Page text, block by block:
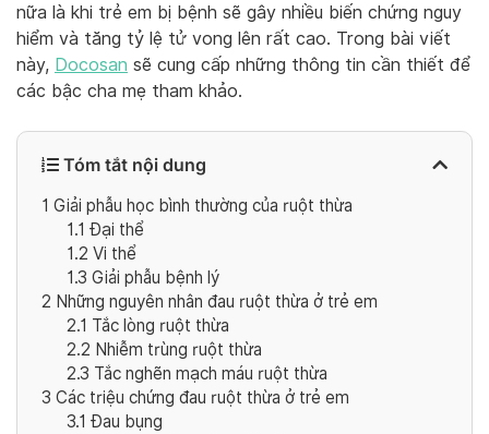
nữa là khi trẻ em bị bệnh sẽ gây nhiều biến chứng nguy
hiểm và tăng tỷ lệ tử vong lên rất cao. Trong bài viết
này, Docosan sẽ cung cấp những thông tin cần thiết để
các bậc cha mẹ tham khảo.
Tóm tắt nội dung
1 Giải phẫu học bình thường của ruột thừa
1.1 Đại thể
1.2 Vi thể
1.3 Giải phẫu bệnh lý
2 Những nguyên nhân đau ruột thừa ở trẻ em
2.1 Tắc lòng ruột thừa
2.2 Nhiễm trùng ruột thừa
2.3 Tắc nghẽn mạch máu ruột thừa
3 Các triệu chứng đau ruột thừa ở trẻ em
3.1 Đau bụng